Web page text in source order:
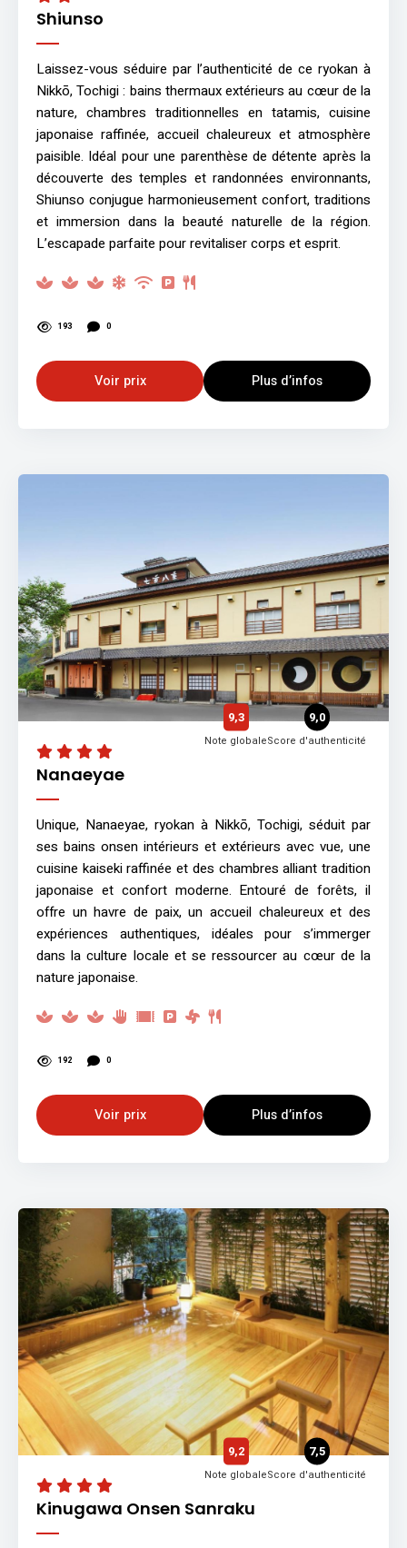
Shiunso
Laissez-vous séduire par l’authenticité de ce ryokan à
Nikkō, Tochigi : bains thermaux extérieurs au cœur de la
nature, chambres traditionnelles en tatamis, cuisine
japonaise raffinée, accueil chaleureux et atmosphère
paisible. Idéal pour une parenthèse de détente après la
découverte des temples et randonnées environnants,
Shiunso conjugue harmonieusement confort, traditions
et immersion dans la beauté naturelle de la région.
L’escapade parfaite pour revitaliser corps et esprit.
193 0
Voir prix Plus d’infos
Nanaeyae
9,3
Note globale
9,0
Score d'authenticité
Unique, Nanaeyae, ryokan à Nikkō, Tochigi, séduit par
ses bains onsen intérieurs et extérieurs avec vue, une
cuisine kaiseki raffinée et des chambres alliant tradition
japonaise et confort moderne. Entouré de forêts, il
offre un havre de paix, un accueil chaleureux et des
expériences authentiques, idéales pour s’immerger
dans la culture locale et se ressourcer au cœur de la
nature japonaise.
192 0
Voir prix Plus d’infos
Kinugawa Onsen Sanraku
9,2
Note globale
7,5
Score d'authenticité